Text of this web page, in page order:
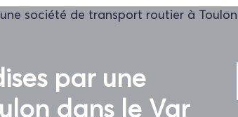
par une
dans le Var